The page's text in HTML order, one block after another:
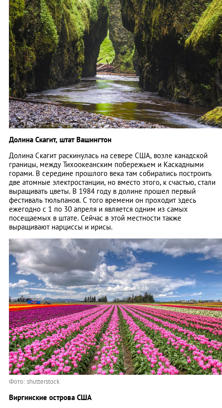
Долина Скагит, штат Вашингтон
Долина Скагит раскинулась на севере США, возле канадской
границы, между Тихоокеанским побережьем и Каскадными
горами. В середине прошлого века там собирались построить
две атомные электростанции, но вместо этого, к счастью, стали
выращивать цветы. В 1984 году в долине прошел первый
фестиваль тюльпанов. С того времени он проходит здесь
ежегодно с 1 по 30 апреля и является одним из самых
посещаемых в штате. Сейчас в этой местности также
выращивают нарциссы и ирисы.
Фото: shutterstock
Виргинские острова США